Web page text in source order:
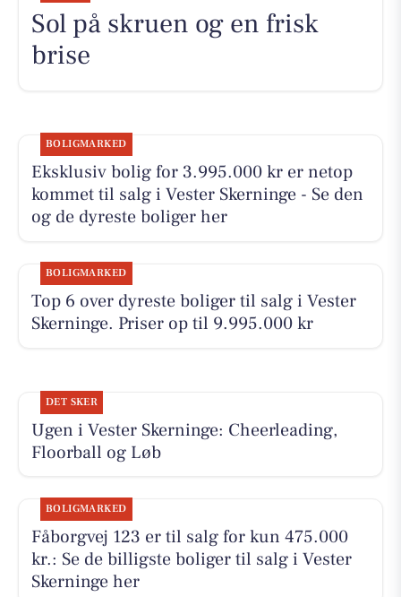
Sol på skruen og en frisk
brise
BOLIGMARKED
Eksklusiv bolig for 3.995.000 kr er netop
kommet til salg i Vester Skerninge - Se den
og de dyreste boliger her
BOLIGMARKED
Top 6 over dyreste boliger til salg i Vester
Skerninge. Priser op til 9.995.000 kr
DET SKER
Ugen i Vester Skerninge: Cheerleading,
Floorball og Løb
BOLIGMARKED
Fåborgvej 123 er til salg for kun 475.000
kr.: Se de billigste boliger til salg i Vester
Skerninge her